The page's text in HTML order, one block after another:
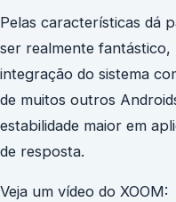
Pelas características dá
ser realmente
integração do sistema
de muitos outros
estabilidade maior em
de resposta.
Veja um vídeo do XOOM: